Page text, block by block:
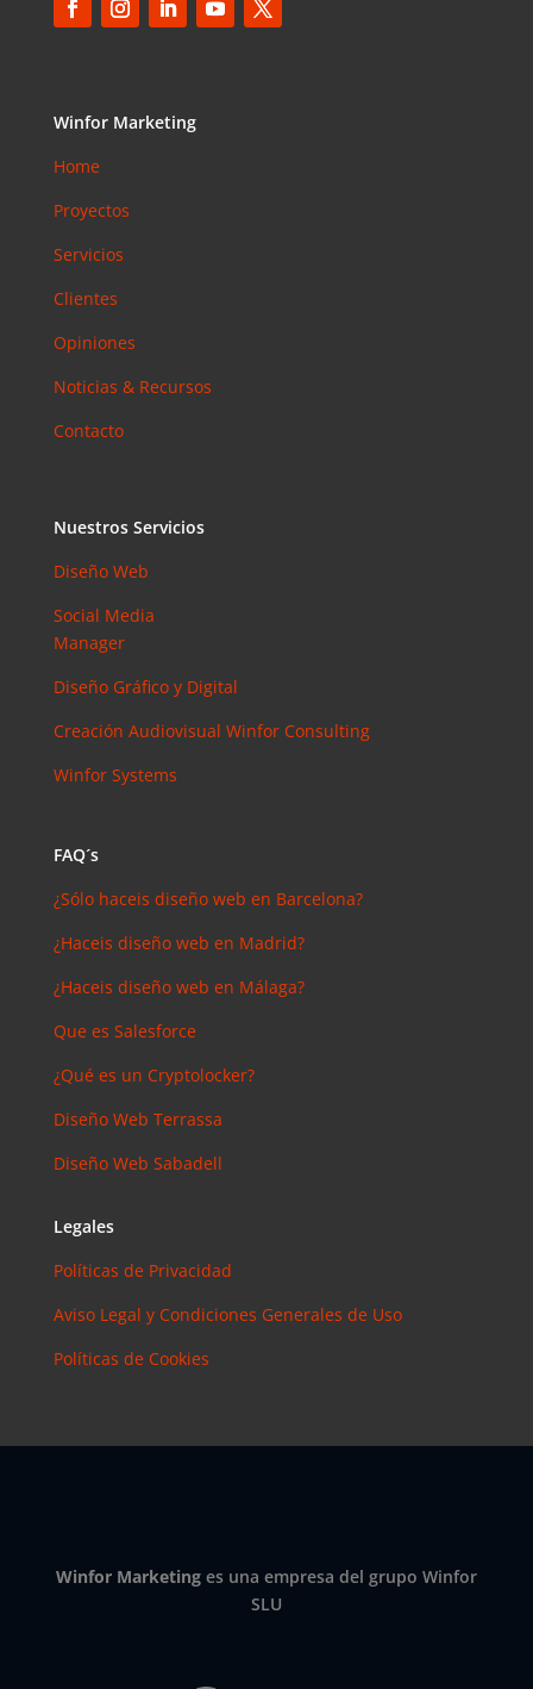
en Google
ad web
para
Barcelona:
la norma
obligatoria
Email
Marketing
Por Qué
Canal con
Coment
arios
reciente
Mcgregor
¿para qué
Ikeren
Master en
y precios
Antonio
¿Debería
Instagram?
para saber
cómo
invertir en
social
invertir en
cómo
Winfor Marketing
Home
Proyectos
Servicios
Clientes
Opiniones
Noticias & Recursos
Contacto
Nuestros Servicios
Diseño Web
Social Media
Manager
Diseño Gráfico y Digital
Creación Audiovisual Winfor Consulting
Winfor Systems
FAQ´s
¿Sólo haceis diseño web en Barcelona?
¿Haceis diseño web en Madrid?
¿Haceis diseño web en Málaga?
Que es Salesforce
¿Qué es un Cryptolocker?
Diseño Web Terrassa
Diseño Web Sabadell
Legales
Políticas de Privacidad
Aviso Legal y Condiciones Generales de Uso
Políticas de Cookies
Winfor Marketinges una empresa del grupo Winfor
SLU